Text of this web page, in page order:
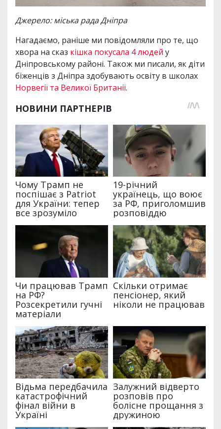
Джерело: міська рада Дніпра
Нагадаємо, раніше ми повідомляли про те, що
хвора на сказ кішка покусала 4 людей у
Дніпровському районі. Також ми писали, як діти
біженців з Дніпра здобувають освіту в школах
Норвегії та Великої Британії.